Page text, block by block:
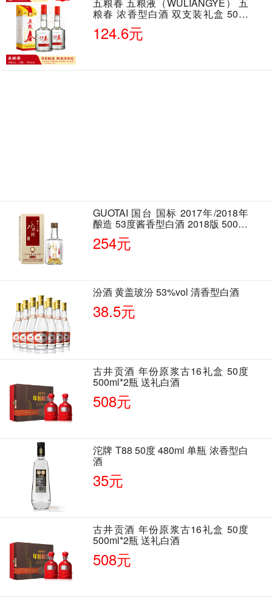
粮春 浓香型白酒 双支装礼盒 50度
500ml*2瓶 含酒具
124.6元
GUOTAI 国台 国标 2017年/2018年
酿造 53度酱香型白酒 2018版 500ml
单瓶装
254元
汾酒 黄盖玻汾 53%vol 清香型白酒
38.5元
古井贡酒 年份原浆古16礼盒 50度
500ml*2瓶 送礼白酒
508元
沱牌 T88 50度 480ml 单瓶 浓香型白
酒
35元
古井贡酒 年份原浆古16礼盒 50度
500ml*2瓶 送礼白酒
508元